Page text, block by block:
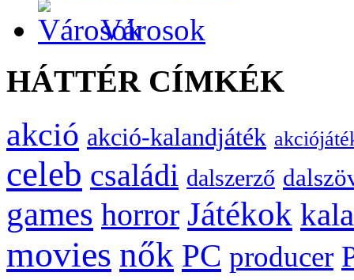
Városok
HÁTTÉR CÍMKÉK
akció akció-kalandjáték
celeb családi dalszerző
games horror Játékok
movies nők PC producer